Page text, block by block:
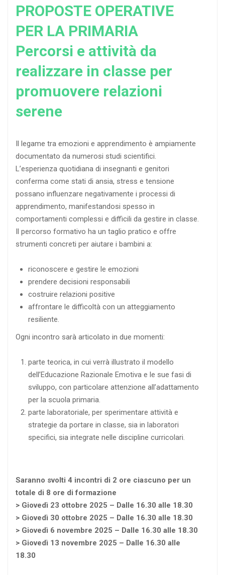
PROPOSTE OPERATIVE
PER LA PRIMARIA
Percorsi e attività da
realizzare in classe per
promuovere relazioni
serene
Il legame tra emozioni e apprendimento è ampiamente
documentato da numerosi studi scientifici.
L’esperienza quotidiana di insegnanti e genitori
conferma come stati di ansia, stress e tensione
possano influenzare negativamente i processi di
apprendimento, manifestandosi spesso in
comportamenti complessi e difficili da gestire in classe.
Il percorso formativo ha un taglio pratico e offre
strumenti concreti per aiutare i bambini a:
riconoscere e gestire le emozioni
prendere decisioni responsabili
costruire relazioni positive
affrontare le difficoltà con un atteggiamento
resiliente.
Ogni incontro sarà articolato in due momenti:
parte teorica, in cui verrà illustrato il modello
dell’Educazione Razionale Emotiva e le sue fasi di
sviluppo, con particolare attenzione all’adattamento
per la scuola primaria.
parte laboratoriale, per sperimentare attività e
strategie da portare in classe, sia in laboratori
specifici, sia integrate nelle discipline curricolari.
Saranno svolti 4 incontri di 2 ore ciascuno per un
totale di 8 ore di formazione
> Giovedì 23 ottobre 2025 – Dalle 16.30 alle 18.30
> Giovedì 30 ottobre 2025 – Dalle 16.30 alle 18.30
> Giovedì 6 novembre 2025 – Dalle 16.30 alle 18.30
> Giovedì 13 novembre 2025 – Dalle 16.30 alle
18.30